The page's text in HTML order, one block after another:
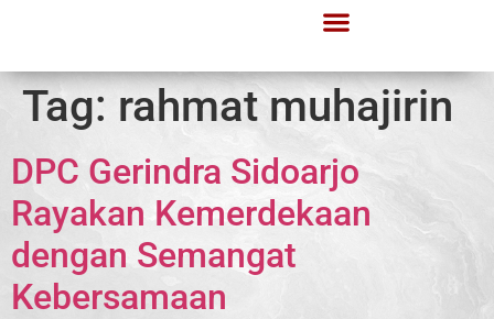
Tag: rahmat muhajirin
DPC Gerindra Sidoarjo
Rayakan Kemerdekaan
dengan Semangat
Kebersamaan